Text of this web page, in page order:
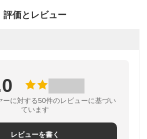
評価とレビュー
ーに対する50件のレビューに基づい
ています
レビューを書く